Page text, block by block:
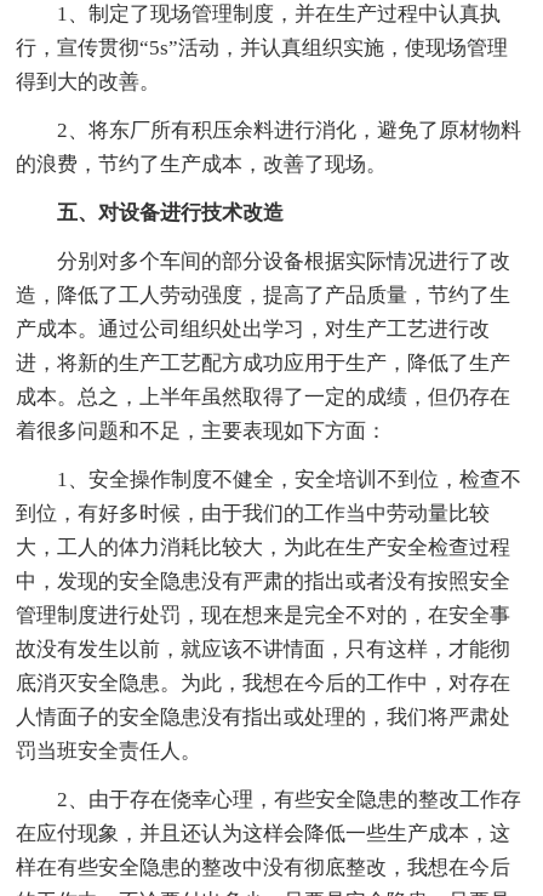
1、制定了现场管理制度，并在生产过程中认真执
行，宣传贯彻“5s”活动，并认真组织实施，使现场管理
得到大的改善。
2、将东厂所有积压余料进行消化，避免了原材物料
的浪费，节约了生产成本，改善了现场。
五、对设备进行技术改造
分别对多个车间的部分设备根据实际情况进行了改
造，降低了工人劳动强度，提高了产品质量，节约了生
产成本。通过公司组织处出学习，对生产工艺进行改
进，将新的生产工艺配方成功应用于生产，降低了生产
成本。总之，上半年虽然取得了一定的成绩，但仍存在
着很多问题和不足，主要表现如下方面：
1、安全操作制度不健全，安全培训不到位，检查不
到位，有好多时候，由于我们的工作当中劳动量比较
大，工人的体力消耗比较大，为此在生产安全检查过程
中，发现的安全隐患没有严肃的指出或者没有按照安全
管理制度进行处罚，现在想来是完全不对的，在安全事
故没有发生以前，就应该不讲情面，只有这样，才能彻
底消灭安全隐患。为此，我想在今后的工作中，对存在
人情面子的安全隐患没有指出或处理的，我们将严肃处
罚当班安全责任人。
2、由于存在侥幸心理，有些安全隐患的整改工作存
在应付现象，并且还认为这样会降低一些生产成本，这
样在有些安全隐患的整改中没有彻底整改，我想在今后